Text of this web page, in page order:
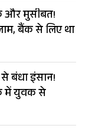
और मुसीबत!
बैंक से लिए था
बंधा इंसान!
में युवक से